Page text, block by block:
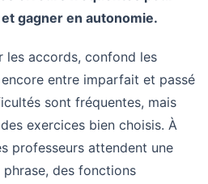
gagner en autonomie.
les accords, confond les
entre imparfait et passé
sont fréquentes, mais
exercices bien choisis. À
professeurs attendent une
des fonctions